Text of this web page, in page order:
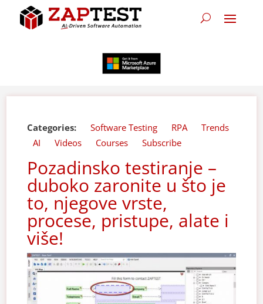
Categories: Software Testing RPA
Trends
AI
Videos Courses Subscribe
Pozadinsko testiranje –
duboko zaronite u što je
to, njegove vrste,
procese, pristupe, alate i
više!